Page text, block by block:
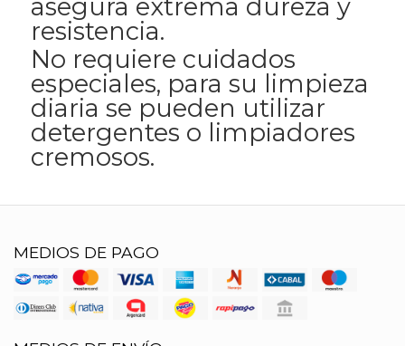
asegura extrema dureza y
resistencia.
No requiere cuidados
especiales, para su limpieza
diaria se pueden utilizar
detergentes o limpiadores
cremosos.
MEDIOS DE PAGO